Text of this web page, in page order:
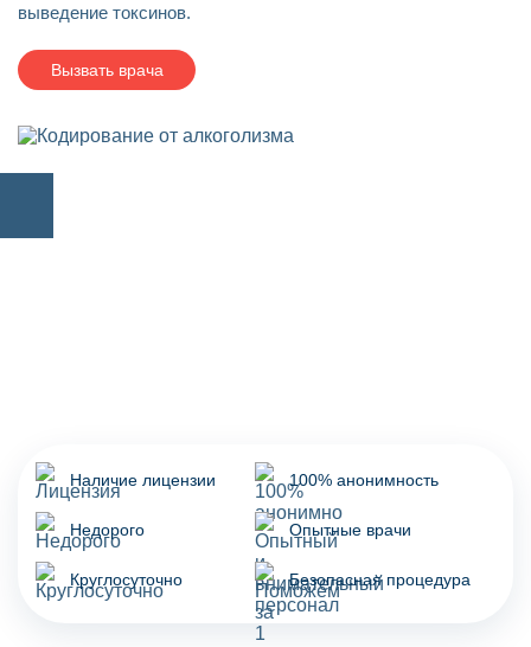
выведение токсинов.
Вызвать врача
Наличие лицензии 100% анонимность
Недорого Опытные врачи
Круглосуточно Безопасная процедура